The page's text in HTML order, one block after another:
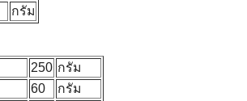
กรัม
250 กรัม
60
กรัม